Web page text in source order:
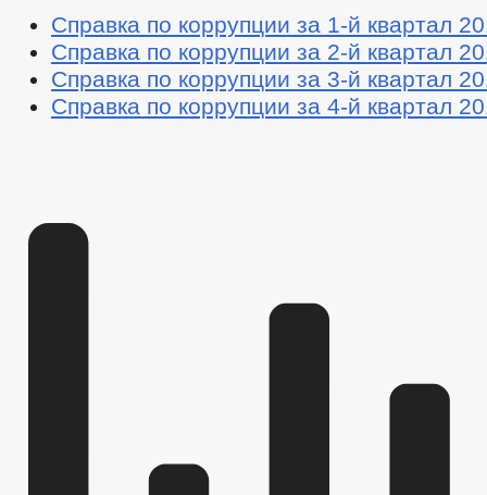
Справка по коррупции за 1-й квартал
Справка по коррупции за 2-й квартал
Справка по коррупции за 3-й квартал
Справка по коррупции за 4-й квартал